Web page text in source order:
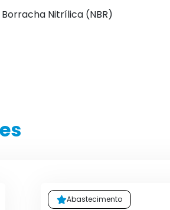
Borracha Nitrílica (NBR)
Abastecimento